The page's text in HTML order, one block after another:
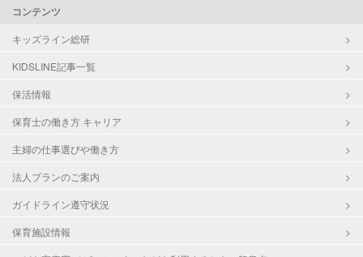
コンテンツ
キッズライン総研
KIDSLINE記事一覧
保活情報
保育士の働き方 キャリア
主婦の仕事選びや働き方
法人プランのご案内
ガイドライン遵守状況
保育施設情報